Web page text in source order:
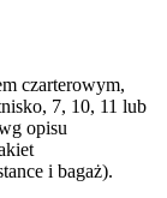
czarterowym,
7, 10, 11 lub
opisu
i bagaż).